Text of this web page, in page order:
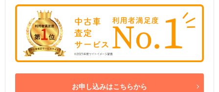
お申し込みはこちらから